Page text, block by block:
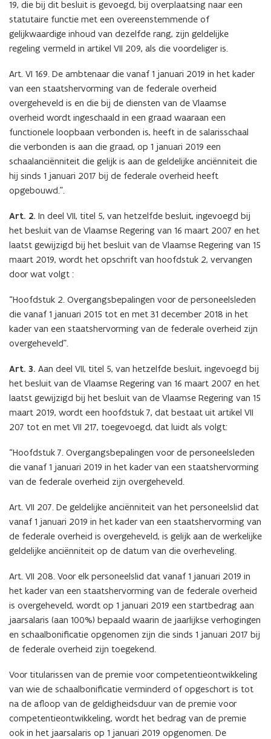
19, die bij dit besluit is gevoegd, bij overplaatsing naar een
statutaire functie met een overeenstemmende of
gelijkwaardige inhoud van dezelfde rang, zijn geldelijke
regeling vermeld in artikel VII 209, als die voordeliger is.
Art. VI 169. De ambtenaar die vanaf 1 januari 2019 in het kader
van een staatshervorming van de federale overheid
overgeheveld is en die bij de diensten van de Vlaamse
overheid wordt ingeschaald in een graad waaraan een
functionele loopbaan verbonden is, heeft in de salarisschaal
die verbonden is aan die graad, op 1 januari 2019 een
schaalanciënniteit die gelijk is aan de geldelijke anciënniteit die
hij sinds 1 januari 2017 bij de federale overheid heeft
opgebouwd.”.
Art. 2. In deel VII, titel 5, van hetzelfde besluit, ingevoegd bij
het besluit van de Vlaamse Regering van 16 maart 2007 en het
laatst gewijzigd bij het besluit van de Vlaamse Regering van 15
maart 2019, wordt het opschrift van hoofdstuk 2, vervangen
door wat volgt :
“Hoofdstuk 2. Overgangsbepalingen voor de personeelsleden
die vanaf 1 januari 2015 tot en met 31 december 2018 in het
kader van een staatshervorming van de federale overheid zijn
overgeheveld”.
Art. 3. Aan deel VII, titel 5, van hetzelfde besluit, ingevoegd bij
het besluit van de Vlaamse Regering van 16 maart 2007 en het
laatst gewijzigd bij het besluit van de Vlaamse Regering van 15
maart 2019, wordt een hoofdstuk 7, dat bestaat uit artikel VII
207 tot en met VII 217, toegevoegd, dat luidt als volgt:
“Hoofdstuk 7. Overgangsbepalingen voor de personeelsleden
die vanaf 1 januari 2019 in het kader van een staatshervorming
van de federale overheid zijn overgeheveld.
Art. VII 207. De geldelijke anciënniteit van het personeelslid dat
vanaf 1 januari 2019 in het kader van een staatshervorming van
de federale overheid is overgeheveld, is gelijk aan de werkelijke
geldelijke anciënniteit op de datum van die overheveling.
Art. VII 208. Voor elk personeelslid dat vanaf 1 januari 2019 in
het kader van een staatshervorming van de federale overheid
is overgeheveld, wordt op 1 januari 2019 een startbedrag aan
jaarsalaris (aan 100%) bepaald waarin de jaarlijkse verhogingen
en schaalbonificatie opgenomen zijn die sinds 1 januari 2017 bij
de federale overheid zijn toegekend.
Voor titularissen van de premie voor competentieontwikkeling
van wie de schaalbonificatie verminderd of opgeschort is tot
na de afloop van de geldigheidsduur van de premie voor
competentieontwikkeling, wordt het bedrag van de premie
ook in het jaarsalaris op 1 januari 2019 opgenomen. De